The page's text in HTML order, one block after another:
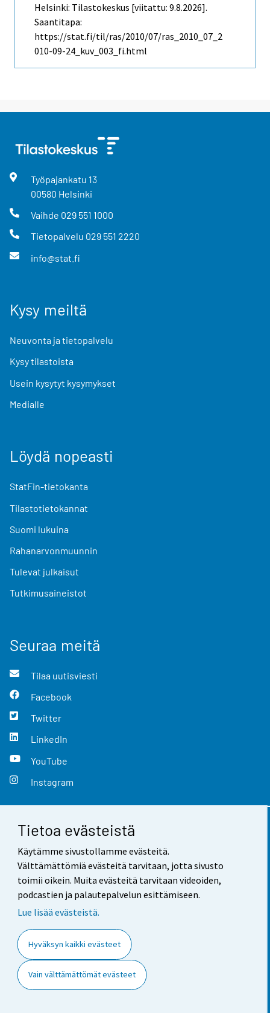
Tietoa evästeistä
Käytämme sivustollamme evästeitä.
Välttämättömiä evästeitä tarvitaan, jotta sivusto
toimii oikein. Muita evästeitä tarvitaan videoiden,
podcastien ja palautepalvelun esittämiseen.
Lue lisää evästeistä.
Hyväksyn kaikki evästeet
Vain välttämättömät evästeet
Helsinki: Tilastokeskus [viitattu: 9.8.2026].
Saantitapa:
https://stat.fi/til/ras/2010/07/ras_2010_07_2
010-09-24_kuv_003_fi.html
Työpajankatu 13
00580 Helsinki
Vaihde 029 551 1000
Tietopalvelu 029 551 2220
info@stat.fi
Kysy meiltä
Neuvonta ja tietopalvelu
Kysy tilastoista
Usein kysytyt kysymykset
Medialle
Löydä nopeasti
StatFin-tietokanta
Tilastotietokannat
Suomi lukuina
Rahanarvonmuunnin
Tulevat julkaisut
Tutkimusaineistot
Seuraa meitä
Tilaa uutisviesti
Facebook
Twitter
LinkedIn
YouTube
Instagram
Yhteystiedot
Palaute
Käyttöehdot
Saavutettavuus
Tietoa sivustosta
Evästeasetukset